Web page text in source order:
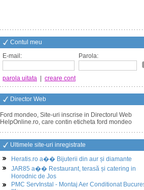
Contul meu
E-mail:
Parola:
parola uitata creare cont
Director Web
Ford mondeo, Site-uri inscrise in Directorul Web
HelpOnline.ro, care contin eticheta ford mondeo
Ultimele site-uri inregistrate
Heratis.ro a�� Bijuterii din aur și diamante
JAR85 a�� Restaurant, terasă și catering in
Horodnic de Jos
PMC ServInstal - Montaj Aer Conditionat